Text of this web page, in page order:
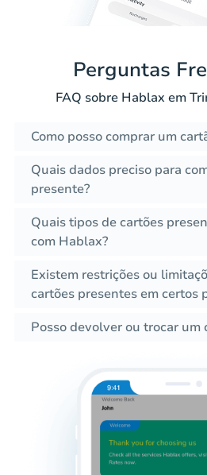
Perguntas
FAQ sobre Hablax em
Como posso comprar um
Quais dados preciso para
presente?
Quais tipos de cartões
com Hablax?
Existem restrições ou
cartões presentes em certos
Posso devolver ou trocar um